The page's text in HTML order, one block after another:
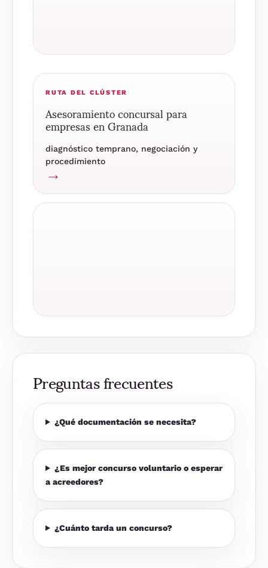
RUTA DEL CLÚSTER
Asesoramiento concursal para
empresas en Granada
diagnóstico temprano, negociación y
procedimiento
→
Preguntas frecuentes
¿Qué documentación se necesita?
¿Es mejor concurso voluntario o esperar
a acreedores?
¿Cuánto tarda un concurso?